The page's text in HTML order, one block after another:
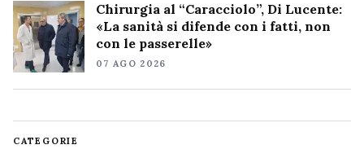
Chirurgia al “Caracciolo”, Di Lucente:
«La sanità si difende con i fatti, non
con le passerelle»
07 AGO 2026
CATEGORIE